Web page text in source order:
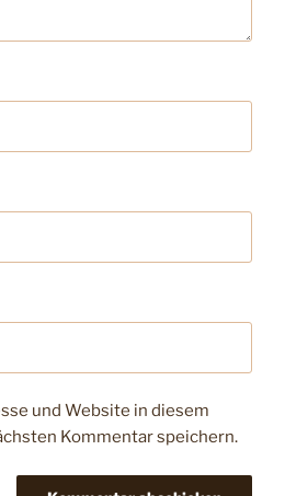
und Website in diesem
Kommentar speichern.